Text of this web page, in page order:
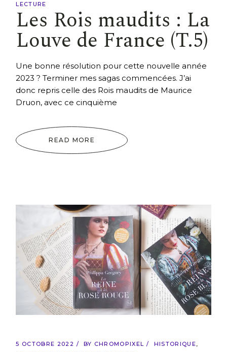
LECTURE
Les Rois maudits : La
Louve de France (T.5)
Une bonne résolution pour cette nouvelle année
2023 ? Terminer mes sagas commencées. J’ai
donc repris celle des Rois maudits de Maurice
Druon, avec ce cinquième
READ MORE
5 OCTOBRE 2022 BY CHROMOPIXEL
HISTORIQUE